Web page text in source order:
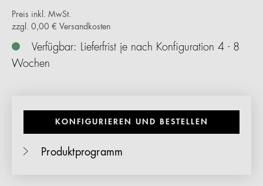
Preis inkl. MwSt.
zzgl. 0,00 € Versandkosten
Verfügbar: Lieferfrist je nach Konfiguration 4 - 8
Wochen
KONFIGURIEREN UND BESTELLEN
Produktprogramm